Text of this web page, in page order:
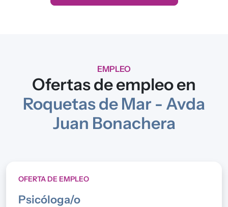
EMPLEO
Ofertas de empleo en
Roquetas de Mar - Avda
Juan Bonachera
OFERTA DE EMPLEO
psicóloga/o